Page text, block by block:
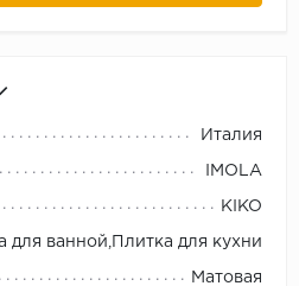
Италия
IMOLA
KIKO
для ванной,Плитка для кухни
Матовая